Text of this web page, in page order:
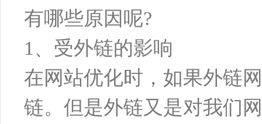
有哪些原因呢?
1、受外链的影响
在网站优化时，如果外链
链。但是外链又是对我们